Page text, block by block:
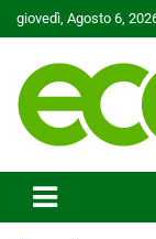
Skip
to
giovedì, Agosto 6,
Ecoo.it